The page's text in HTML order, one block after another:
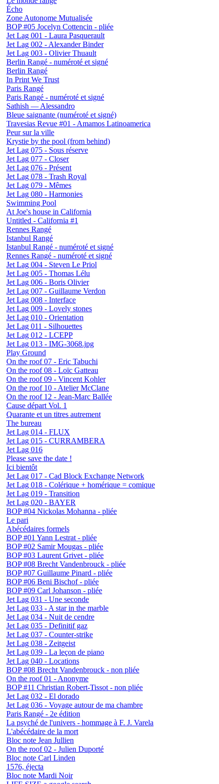
Écho
Zone Autonome Mutualisée
BOP #05 Jocelyn Cottencin - pliée
Jet Lag 001 - Laura Pasquerault
Jet Lag 002 - Alexander Binder
Jet Lag 003 - Olivier Thuault
Berlin Rangé - numéroté et signé
Berlin Rangé
In Print We Trust
Paris Rangé
Paris Rangé - numéroté et signé
Sathish — Alessandro
Bleue saignante (numéroté et signé)
Travesias Revue #01 - Amamos Latinoamerica
Peur sur la ville
Krystie by the pool (from behind)
Jet Lag 075 - Sous réserve
Jet Lag 077 - Closer
Jet Lag 076 - Présent
Jet Lag 078 - Trash Royal
Jet Lag 079 - Mêmes
Jet Lag 080 - Harmonies
Swimming Pool
At Joe's house in California
Untitled - California #1
Rennes Rangé
Istanbul Rangé
Istanbul Rangé - numéroté et signé
Rennes Rangé - numéroté et signé
Jet Lag 004 - Steven Le Priol
Jet Lag 005 - Thomas Lélu
Jet Lag 006 - Boris Olivier
Jet Lag 007 - Guillaume Verdon
Jet Lag 008 - Interface
Jet Lag 009 - Lovely stones
Jet Lag 010 - Orientation
Jet Lag 011 - Silhouettes
Jet Lag 012 - LCEPP
Jet Lag 013 - IMG-3068.jpg
Play Ground
On the roof 07 - Eric Tabuchi
On the roof 08 - Loïc Gatteau
On the roof 09 - Vincent Kohler
On the roof 10 - Atelier McClane
On the roof 12 - Jean-Marc Ballée
Cause départ Vol. 1
Quarante et un titres autrement
The bureau
Jet Lag 014 - FLUX
Jet Lag 015 - CURRAMBERA
Jet Lag 016
Please save the date !
Ici bientôt
Jet Lag 017 - Cad Block Exchange Network
Jet Lag 018 - Colérique + homérique = comique
Jet Lag 019 - Transition
Jet Lag 020 - BAYER
BOP #04 Nickolas Mohanna - pliée
Le pari
Abécédaires formels
BOP #01 Yann Lestrat - pliée
BOP #02 Samir Mougas - pliée
BOP #03 Laurent Grivet - pliée
BOP #08 Brecht Vandenbrouck - pliée
BOP #07 Guillaume Pinard - pliée
BOP #06 Beni Bischof - pliée
BOP #09 Carl Johanson - pliée
Jet Lag 031 - Une seconde
Jet Lag 033 - A star in the marble
Jet Lag 034 - Nuit de cendre
Jet Lag 035 - Definitif gaz
Jet Lag 037 - Counter-strike
Jet Lag 038 - Zeitgeist
Jet Lag 039 - La leçon de piano
Jet Lag 040 - Locations
BOP #08 Brecht Vandenbrouck - non pliée
On the roof 01 - Anonyme
BOP #11 Christian Robert-Tissot - non pliée
Jet Lag 032 - El dorado
Jet Lag 036 - Voyage autour de ma chambre
Paris Rangé - 2e édition
La psyché de l'univers - hommage à F. J. Varela
L'abécédaire de la mort
Bloc note Jean Jullien
On the roof 02 - Julien Duporté
Bloc note Carl Linden
1576, éjecta
Bloc note Mardi Noir